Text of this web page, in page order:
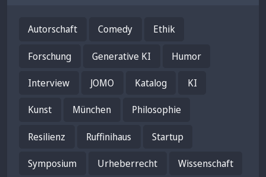
Autorschaft Comedy Ethik
Forschung Generative KI Humor
Interview JOMO Katalog KI
Kunst München Philosophie
Resilienz Ruffinihaus Startup
Symposium Urheberrecht Wissenschaft